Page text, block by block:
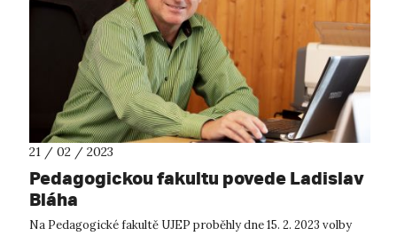
21 / 02 / 2023
Pedagogickou fakultu povede Ladislav
Bláha
Na Pedagogické fakultě UJEP proběhly dne 15. 2. 2023 volby